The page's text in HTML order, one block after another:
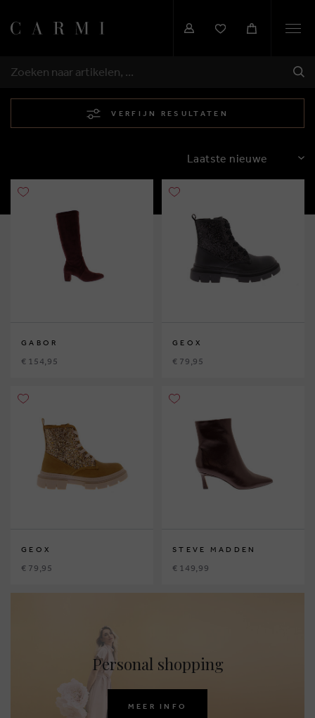
ZOEKEN
VERFIJN RESULTATEN
SORTEREN
GABOR
€ 154,95
GEOX
€ 79,95
GEOX
€ 79,95
STEVE MADDEN
€ 149,99
Personal shopping
MEER INFO